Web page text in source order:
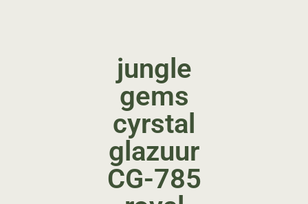
jungle
gems
cyrstal
glazuur
CG-785